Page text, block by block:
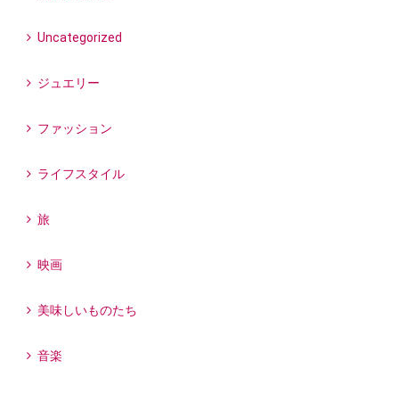
Uncategorized
ジュエリー
ファッション
ライフスタイル
旅
映画
美味しいものたち
音楽